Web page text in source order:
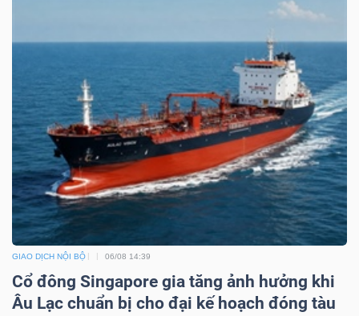
GIAO DỊCH NỘI BỘ 06/08 14:39
Cổ đông Singapore gia tăng ảnh hưởng khi
Âu Lạc chuẩn bị cho đại kế hoạch đóng tàu
CÔNG
NGHIỆP
TIÊU
DÙNG
KHÔNG
THIẾT